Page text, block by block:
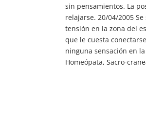
sin pensamientos. La
relajarse. 20/04/2005
tensión en la zona del
que le cuesta
ninguna sensación en
Homeópata, Sacro-